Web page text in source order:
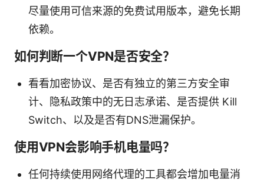
尽量使用可信来源的免费试用版本，避免长期
依赖。
如何判断一个VPN是否安全？
看看加密协议、是否有独立的第三方安全审
计、隐私政策中的无日志承诺、是否提供 Kill
Switch、以及是否有DNS泄漏保护。
使用VPN会影响手机电量吗？
任何持续使用网络代理的工具都会增加电量消